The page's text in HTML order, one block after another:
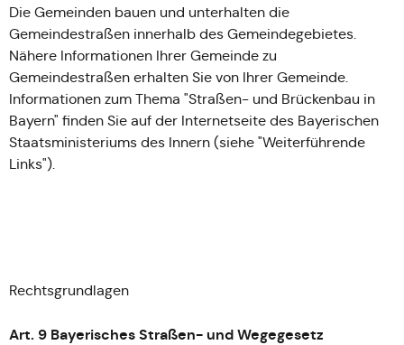
Die Gemeinden bauen und unterhalten die
Gemeindestraßen innerhalb des Gemeindegebietes.
Nähere Informationen Ihrer Gemeinde zu
Gemeindestraßen erhalten Sie von Ihrer Gemeinde.
Informationen zum Thema "Straßen- und Brückenbau in
Bayern" finden Sie auf der Internetseite des Bayerischen
Staatsministeriums des Innern (siehe "Weiterführende
Links").
Rechtsgrundlagen
Art. 9 Bayerisches Straßen- und Wegegesetz